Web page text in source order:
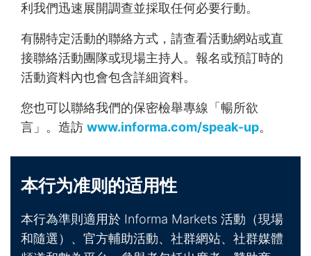
利我們迅速展開調查並採取任何必要行動。
有關特定活動的聯絡方式，請查看活動網站或直
接聯絡活動團隊或現場主持人。報名或預訂時的
活動資料內也會包含詳細資料。
您也可以聯絡我們的保密檢舉專線「暢所欲
言」。造訪 www.informa.com/speak-up。
本行为准则的适用性
本行為準則適用於 Informa Markets 活動（現場
和隨選）、官方輔助活動、社群網站、社群媒體